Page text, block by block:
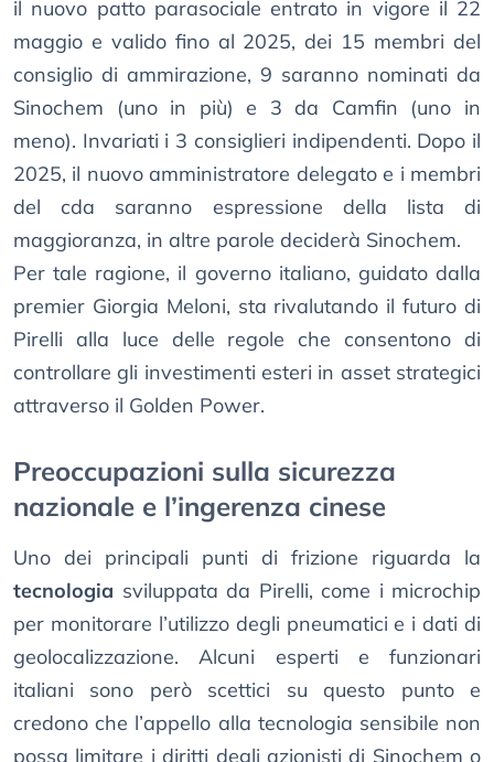
il nuovo patto parasociale entrato in vigore il 22
maggio e valido fino al 2025, dei 15 membri del
consiglio di ammirazione, 9 saranno nominati da
Sinochem (uno in più) e 3 da Camfin (uno in
meno). Invariati i 3 consiglieri indipendenti. Dopo il
2025, il nuovo amministratore delegato e i membri
del cda saranno espressione della lista di
maggioranza, in altre parole deciderà Sinochem.
Per tale ragione, il governo italiano, guidato dalla
premier Giorgia Meloni, sta rivalutando il futuro di
Pirelli alla luce delle regole che consentono di
controllare gli investimenti esteri in asset strategici
attraverso il Golden Power.
Preoccupazioni sulla sicurezza
nazionale e l’ingerenza cinese
Uno dei principali punti di frizione riguarda la
tecnologia sviluppata da Pirelli, come i microchip
per monitorare l’utilizzo degli pneumatici e i dati di
geolocalizzazione. Alcuni esperti e funzionari
italiani sono però scettici su questo punto e
credono che l’appello alla tecnologia sensibile non
possa limitare i diritti degli azionisti di Sinochem o